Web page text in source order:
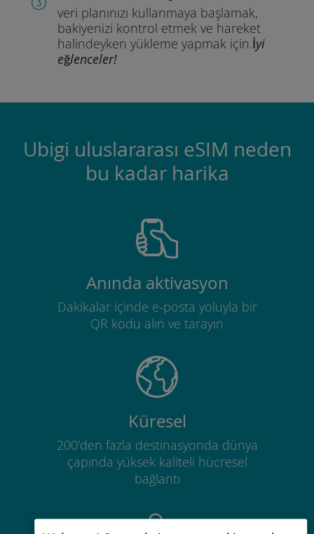
veri planınızı kullanmaya başlamak,
bakiyenizi kontrol etmek ve hareket
halindeyken yükleme yapmak için.İyi
eğlenceler!
Ubigi uluslararası eSIM neden
bu kadar harika
Anında aktivasyon
Dakikalar içinde e-posta yoluyla bir
QR kodu alın ve tarayın
Küresel
200'den fazla destinasyonda dünya
çapında yüksek kaliteli hücresel
bağlantı